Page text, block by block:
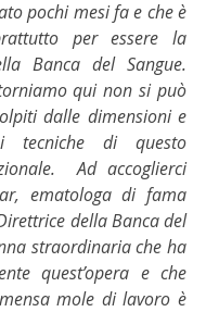
pochi mesi fa e che è
per essere la
Banca del Sangue.
qui non si può
dalle dimensioni e
tecniche di questo
Ad accoglierci
ematologa di fama
della Banca del
straordinaria che ha
quest’opera e che
mole di lavoro è